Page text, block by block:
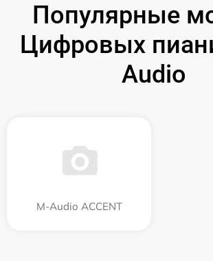
Популярные
Цифровых
Audio
M-Audio ACCENT